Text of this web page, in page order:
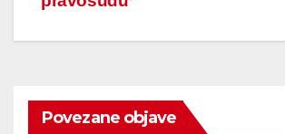
Povezane objave